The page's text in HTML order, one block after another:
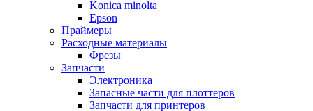
Konica minolta
Epson
Праймеры
Расходные материалы
Фрезы
Запчасти
Электроника
Запасные части для плоттеров
Запчасти для принтеров